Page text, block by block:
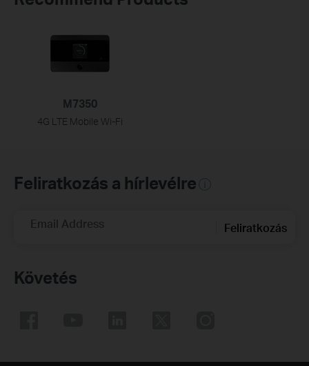
M7350
4G LTE Mobile Wi-Fi
Feliratkozás a hírlevélre
Email Address Feliratkozás
Követés